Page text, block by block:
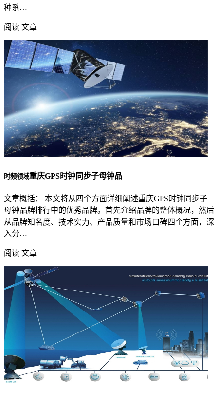
种系…
阅读 文章
时频领域重庆GPS时钟同步子母钟品
文章概括： 本文将从四个方面详细阐述重庆GPS时钟同步子
母钟品牌排行中的优秀品牌。首先介绍品牌的整体概况，然后
从品牌知名度、技术实力、产品质量和市场口碑四个方面，深
入分…
阅读 文章